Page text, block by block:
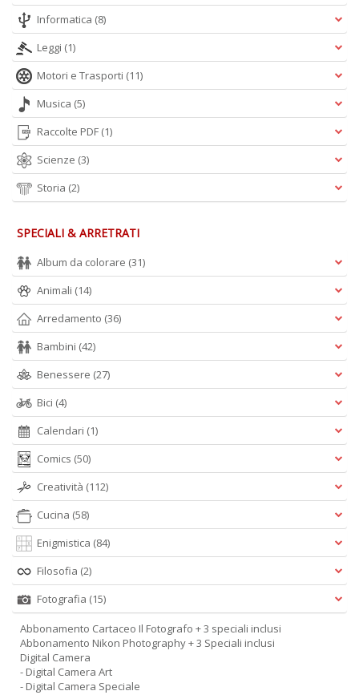
Informatica (8)
Leggi (1)
Motori e Trasporti (11)
Musica (5)
Raccolte PDF (1)
Scienze (3)
Storia (2)
SPECIALI & ARRETRATI
Album da colorare (31)
Animali (14)
Arredamento (36)
Bambini (42)
Benessere (27)
Bici (4)
Calendari (1)
Comics (50)
Creatività (112)
Cucina (58)
Enigmistica (84)
Filosofia (2)
Fotografia (15)
Abbonamento Cartaceo Il Fotografo + 3 speciali inclusi
Abbonamento Nikon Photography + 3 Speciali inclusi
Digital Camera
- Digital Camera Art
- Digital Camera Speciale